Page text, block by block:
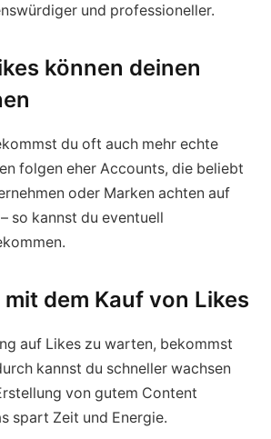
und professioneller.
können deinen
du oft auch mehr echte
folgen eher Accounts, die beliebt
oder Marken achten auf
so kannst du eventuell
dem Kauf von Likes
auf Likes zu warten, bekommst
kannst du schneller wachsen
von gutem Content
spart Zeit und Energie.